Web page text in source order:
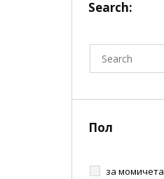
Search:
Пол
за момичета